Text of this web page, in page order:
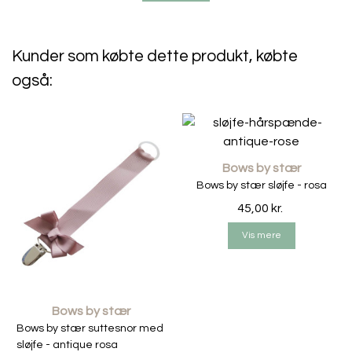
Kunder som købte dette produkt, købte
også:
Bows by stær
Bows by stær suttesnor med
sløjfe - antique rosa
Bows by stær
Bows by stær sløjfe - rosa
45,00 kr.
Vis mere